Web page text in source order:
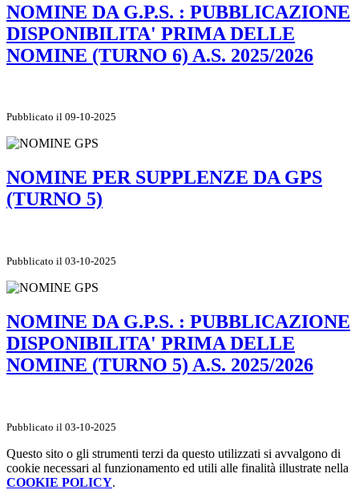
NOMINE DA G.P.S. : PUBBLICAZIONE
DISPONIBILITA' PRIMA DELLE
NOMINE (TURNO 6) A.S. 2025/2026
Pubblicato il 09-10-2025
NOMINE PER SUPPLENZE DA GPS
(TURNO 5)
Pubblicato il 03-10-2025
NOMINE DA G.P.S. : PUBBLICAZIONE
DISPONIBILITA' PRIMA DELLE
NOMINE (TURNO 5) A.S. 2025/2026
Pubblicato il 03-10-2025
Questo sito o gli strumenti terzi da questo utilizzati si avvalgono di
cookie necessari al funzionamento ed utili alle finalità illustrate nella
COOKIE POLICY.